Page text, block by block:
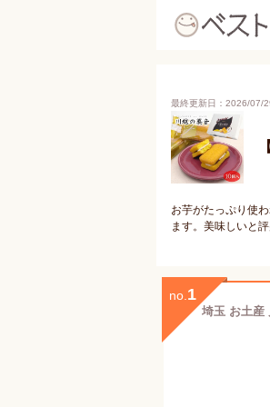
最終更新日：2026/07/
お芋がたっぷり使
ます。美味しいと
no. 1